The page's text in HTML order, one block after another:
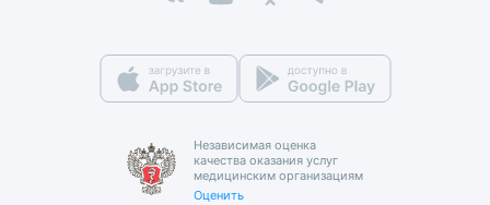
Фотогалерея
Письмо директору
Независимая оценка
качества оказания услуг
медицинским организациям
Оценить
Детский остеопат
Детский офтальмолог